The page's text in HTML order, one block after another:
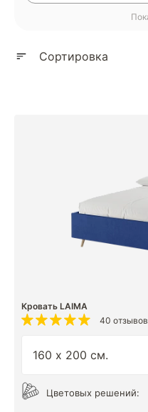
Сортировка
Кровать LAIMA
40 отзывов
Цветовых решений: